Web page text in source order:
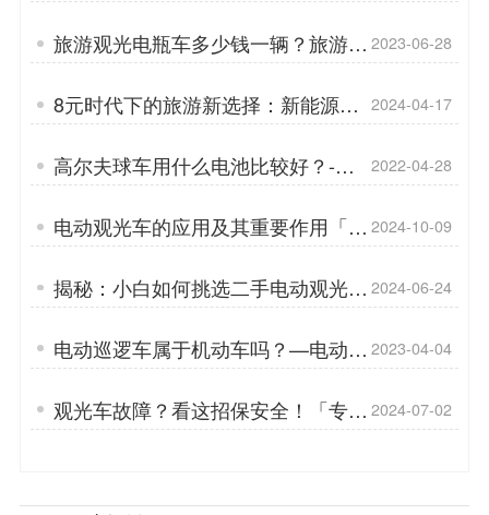
地方？——服务
旅游观光电瓶车多少钱一辆？旅游观
光车为什么受欢迎？「专菱」
2023-06-28
8元时代下的旅游新选择：新能源观
光车登场「专菱」
2024-04-17
高尔夫球车用什么电池比较好？-电
池就是车辆的心脏「专菱」
2022-04-28
电动观光车的应用及其重要作用「专
菱」
2024-10-09
揭秘：小白如何挑选二手电动观光
车，避免陷阱！「专菱」
2024-06-24
电动巡逻车属于机动车吗？—电动巡
逻车的车身技术「专菱」
2023-04-04
观光车故障？看这招保安全！「专
菱」
2024-07-02